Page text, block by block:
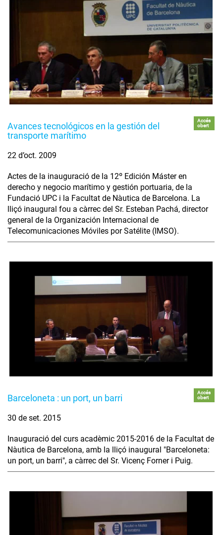
Avances tecnológicos en la gestión del
transporte marítimo
Accés
obert
22 d’oct. 2009
Actes de la inauguració de la 12º Edición Máster en
derecho y negocio marítimo y gestión portuaria, de la
Fundació UPC i la Facultat de Nàutica de Barcelona. La
lliçó inaugural fou a càrrec del Sr. Esteban Pachá, director
general de la Organización Internacional de
Telecomunicaciones Móviles por Satélite (IMSO).
Barceloneta : un port, un barri
Accés
obert
30 de set. 2015
Inauguració del curs acadèmic 2015-2016 de la Facultat de
Nàutica de Barcelona, amb la lliçó inaugural "Barceloneta:
un port, un barri", a càrrec del Sr. Vicenç Forner i Puig.